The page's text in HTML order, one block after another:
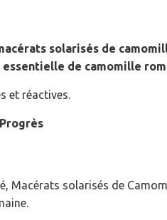
solarisés de
essentielle de camomille
et réactives.
Macérats solarisés de